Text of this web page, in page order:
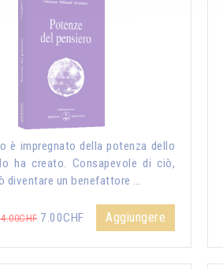
è impregnato della potenza dello
ha creato. Consapevole di ciò,
diventare un benefattore …
7.00CHF Aggiungere